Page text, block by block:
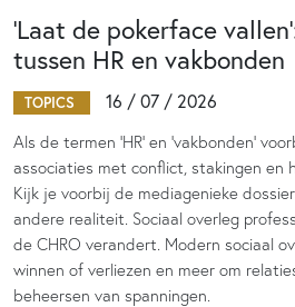
‘Laat de pokerface
tussen HR en vakbonden
TOPICS 16 / 07 / 2026
Als de termen 'HR' en 'vakbonden'
associaties met conflict, stakingen en
Kijk je voorbij de mediagenieke
andere realiteit. Sociaal overleg
de CHRO verandert. Modern sociaal
winnen of verliezen en meer om
beheersen van spanningen.